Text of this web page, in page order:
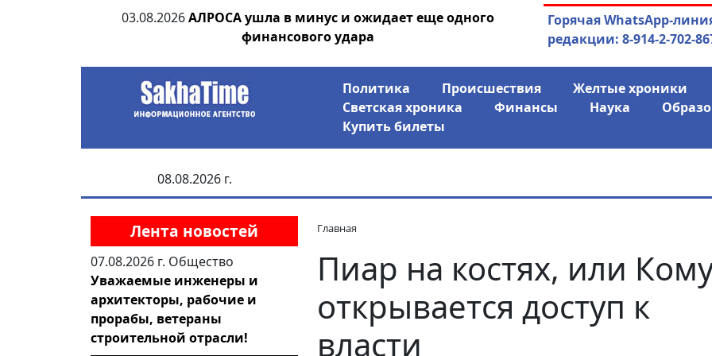
03.08.2026 АЛРОСА ушла в минус и ожидает еще одного
финансового удара
04.08.2026Маринычев у
Горячая WhatsApp-
редакции: 8-914-2-702-
Политика Происшествия Желтые хроники
Светская хроника
Финансы Наука
Купить билеты
08.08.2026 г.
Лента новостей
07.08.2026 г. Общество
Уважаемые инженеры и
архитекторы, рабочие и
прорабы, ветераны
строительной отрасли!
Главная
Пиар на костях, или
открывается доступ к
власти